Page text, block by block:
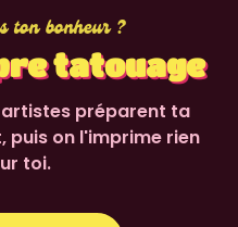
ton bonheur ?
tatouage
artistes préparent ta
on l'imprime rien
toi.